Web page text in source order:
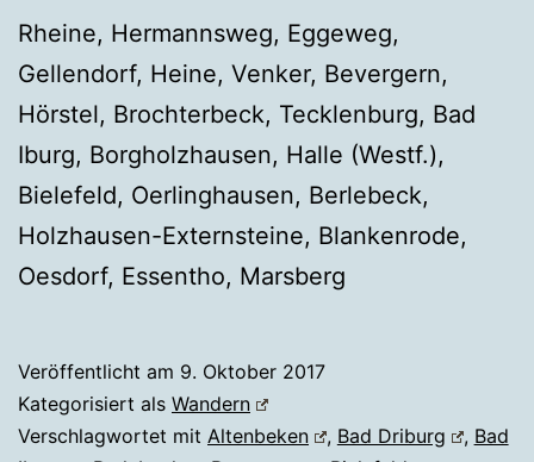
Rheine, Hermannsweg, Eggeweg,
Gellendorf, Heine, Venker, Bevergern,
Hörstel, Brochterbeck, Tecklenburg, Bad
Iburg, Borgholzhausen, Halle (Westf.),
Bielefeld, Oerlinghausen, Berlebeck,
Holzhausen-Externsteine, Blankenrode,
Oesdorf, Essentho, Marsberg
Veröffentlicht am 9. Oktober 2017
Kategorisiert als Wandern
Verschlagwortet mit Altenbeken , Bad Driburg , Bad